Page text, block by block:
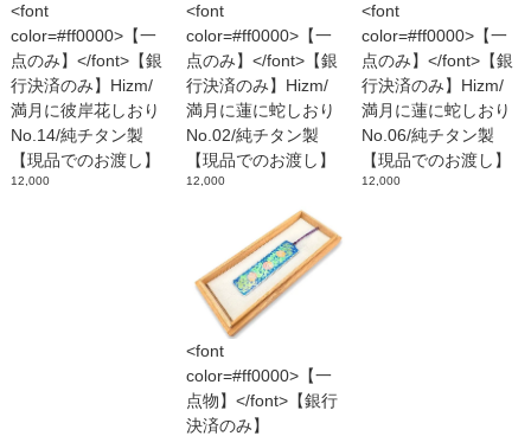
<font
color=#ff0000>【一
点のみ】</font>【銀
行決済のみ】Hizm/
満月に彼岸花しおり
No.14/純チタン製
【現品でのお渡し】
12,000
<font
color=#ff0000>【一
点のみ】</font>【銀
行決済のみ】Hizm/
満月に蓮に蛇しおり
No.02/純チタン製
【現品でのお渡し】
12,000
<font
color=#ff0000>【一
点のみ】</font>【銀
行決済のみ】Hizm/
満月に蓮に蛇しおり
No.06/純チタン製
【現品でのお渡し】
12,000
<font
color=#ff0000>【一
点物】</font>【銀行
決済のみ】